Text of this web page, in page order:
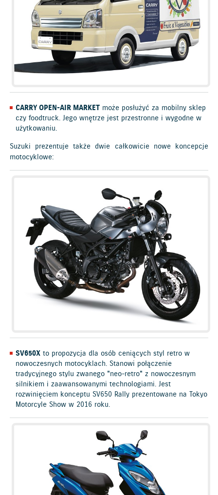
CARRY OPEN-AIR MARKET może posłużyć za mobilny sklep
czy foodtruck. Jego wnętrze jest przestronne i wygodne w
użytkowaniu.
Suzuki prezentuje także dwie całkowicie nowe koncepcje
motocyklowe:
SV650X to propozycja dla osób ceniących styl retro w
nowoczesnych motocyklach. Stanowi połączenie
tradycyjnego stylu zwanego "neo-retro" z nowoczesnym
silnikiem i zaawansowanymi technologiami. Jest
rozwinięciem konceptu SV650 Rally prezentowane na Tokyo
Motorcyle Show w 2016 roku.